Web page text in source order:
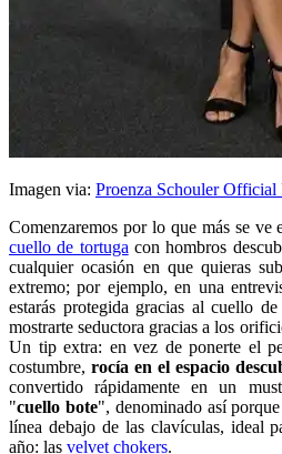
Imagen via: Proenza Schouler Official
Comenzaremos por lo que más se ve
cuello de tortuga con hombros
cualquier ocasión en que quieras
extremo; por ejemplo, en una
estarás protegida gracias al cuello
mostrarte seductora gracias a los
Un tip extra: en vez de ponerte el
costumbre, rocía en el espacio
convertido rápidamente en un
"cuello bote", denominado así
línea debajo de las clavículas, ideal
año: las velvet chokers.